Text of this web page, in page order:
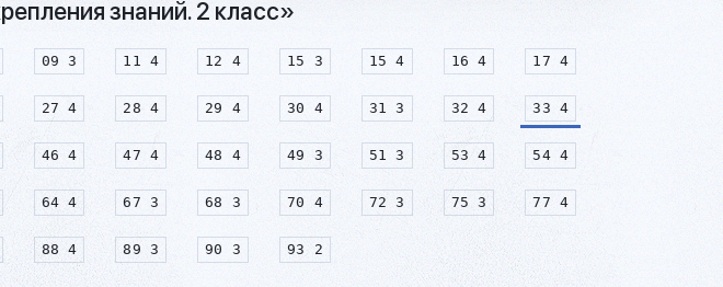
знаний. 2 класс»
09 3 11 4 12 4 15 3 15 4 16 4 17 4
27 4 28 4 29 4 30 4 31 3 32 4 33 4
46 4 47 4 48 4 49 3 51 3 53 4 54 4
64 4 67 3 68 3 70 4 72 3 75 3 77 4
88 4 89 3 90 3 93 2